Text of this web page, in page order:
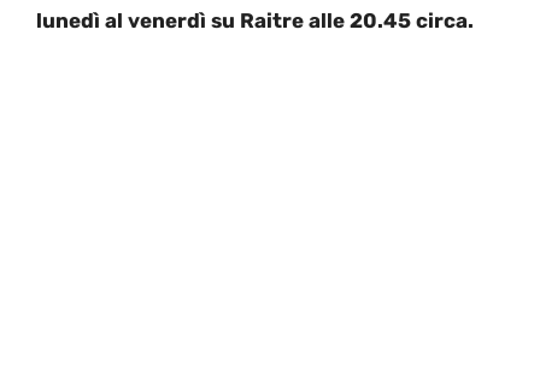
lunedì al venerdì su Raitre alle 20.45 circa.